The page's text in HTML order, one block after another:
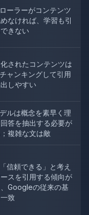
ーラーがコンテンツ
なければ、学習も引
きない
されたコンテンツは
ャンキングして引用
しやすい
ルは概念を素早く理
答を抽出する必要が
複雑な文は敵
信頼できる」と考え
スを引用する傾向が
Googleの従来の基
致